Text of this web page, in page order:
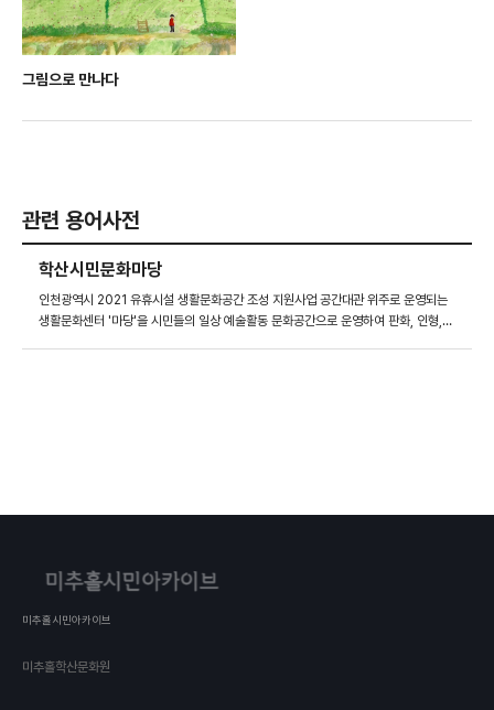
그림으로 만나다
관련 용어사전
학산시민문화마당
인천광역시 2021 유휴시설 생활문화공간 조성 지원사업 공간대관 위주로 운영되는
생활문화센터 '마당'을 시민들의 일상 예술활동 문화공간으로 운영하여 판화, 인형,
미추홀시민아카이브
미추홀학산문화원